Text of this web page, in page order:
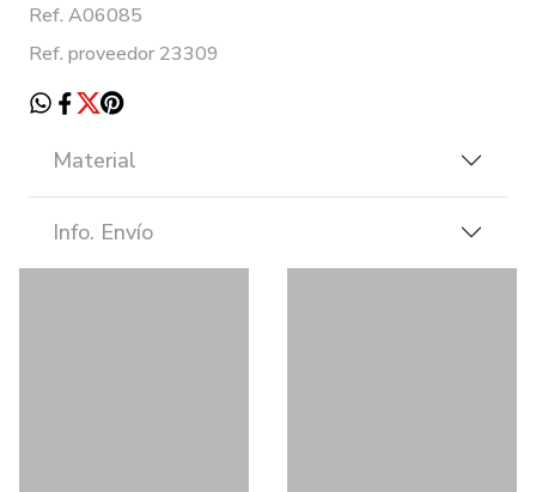
Ref. A06085
Ref. proveedor 23309
Material
Info. Envío